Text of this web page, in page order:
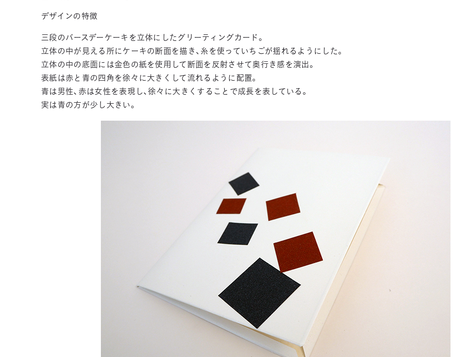
デザインの特徴
三段のバースデーケーキを立体にしたグリーティングカード。
立体の中が見える所にケーキの断面を描き、糸を使っていちごが揺れるようにした。
立体の中の底面には金色の紙を使用して断面を反射させて奥行き感を演出。
表紙は赤と青の四角を徐々に大きくして流れるように配置。
青は男性、赤は女性を表現し、徐々に大きくすることで成長を表している。
実は青の方が少し大きい。